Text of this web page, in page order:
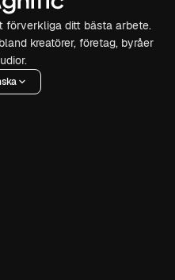
förverkliga ditt bästa arbete.
kreatörer, företag, byråer